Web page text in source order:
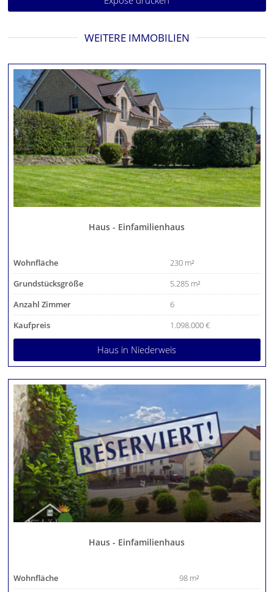
WEITERE IMMOBILIEN
Haus - Einfamilienhaus
Wohnfläche
230 m²
Grundstücksgröße
5.285 m²
Anzahl Zimmer
6
Kaufpreis
1.098.000 €
Haus in Niederweis
Haus - Einfamilienhaus
Wohnfläche
98 m²